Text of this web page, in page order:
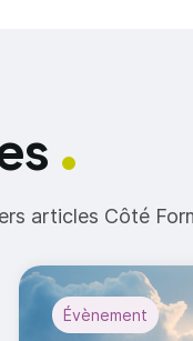
articles Côté
Évènement